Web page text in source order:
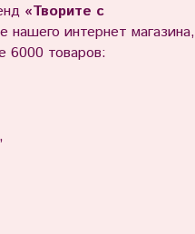
«Творите с
нашего интернет магазина,
6000 товаров: